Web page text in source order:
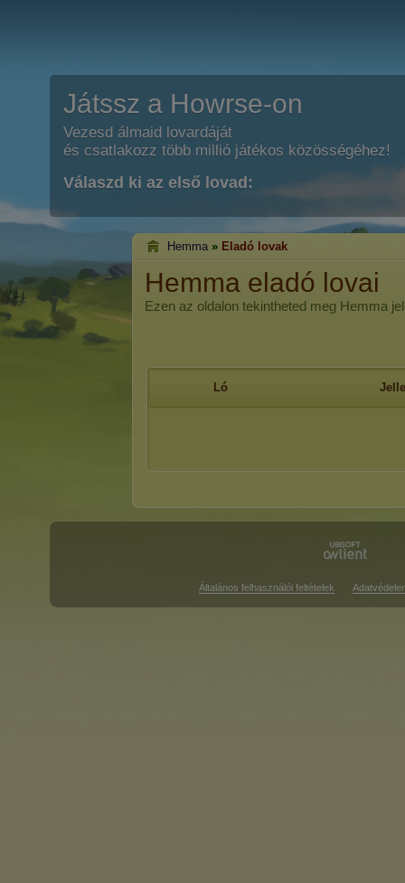
Játssz a Howrse-on
Vezesd álmaid lovardáját
és csatlakozz több millió játékos közösségéhez!
Válaszd ki az első lovad:
Hemma » Eladó lovak
Hemma eladó lovai
Ezen az oldalon tekintheted meg Hemma
Ló
Általános felhasználói feltételek